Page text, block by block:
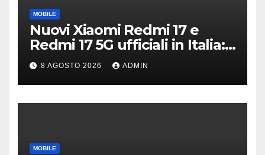
MOBILE
Nuovi Xiaomi Redmi 17 e
Redmi 17 5G ufficiali in Italia:
specifiche tecniche,
differenze e prezzi
8 AGOSTO 2026 ADMIN
MOBILE